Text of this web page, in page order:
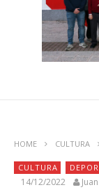
HOME CULTURA
CULTURA
14/12/2022